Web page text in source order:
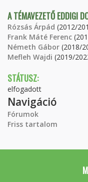
A TÉMAVEZETŐ EDDIGI
Rózsás Árpád (2012/
Frank Máté Ferenc
Németh Gábor (2018/
Mefleh Wajdi (2019/
STÁTUSZ:
elfogadott
Navigáció
Fórumok
Friss tartalom